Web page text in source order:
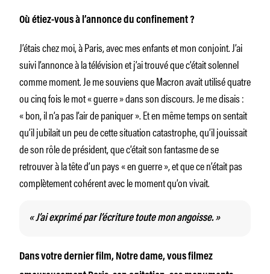
Où étiez-vous à l’annonce du confinement ?
J’étais chez moi, à Paris, avec mes enfants et mon conjoint. J’ai
suivi l’annonce à la télévision et j’ai trouvé que c’était solennel
comme moment. Je me souviens que Macron avait utilisé quatre
ou cinq fois le mot « guerre » dans son discours. Je me disais :
« bon, il n’a pas l’air de paniquer ». Et en même temps on sentait
qu’il jubilait un peu de cette situation catastrophe, qu’il jouissait
de son rôle de président, que c’était son fantasme de se
retrouver à la tête d’un pays «en guerre», et que ce n’était pas
complètement cohérent avec le moment qu’on vivait.
« J’ai exprimé par l’écriture toute mon angoisse. »
Dans votre dernier film, Notre dame,vous filmez